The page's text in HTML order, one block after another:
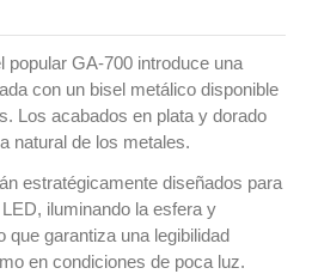
popular GA-700 introduce una
con un bisel metálico disponible
Los acabados en plata y dorado
natural de los metales.
estratégicamente diseñados para
iluminando la esfera y
que garantiza una legibilidad
en condiciones de poca luz.